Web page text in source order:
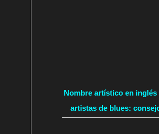
Nombre artístico en inglés
artistas de blues: